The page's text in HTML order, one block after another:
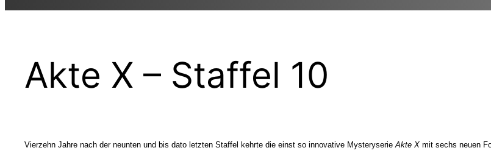
Akte X – Staffel 10
Vierzehn Jahre nach der neunten und bis dato letzten Staffel kehrte die einst so innovative Mysteryserie Akte X mit sechs neuen